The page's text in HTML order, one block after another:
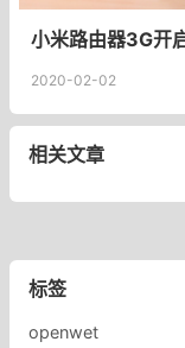
2020-02-02
相关文章
标签
openwet